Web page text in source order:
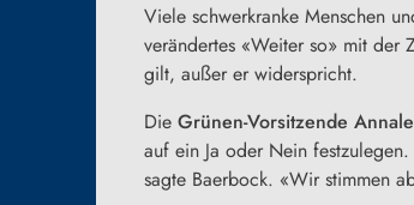
Viele schwerkranke Menschen
verändertes «Weiter so» mit der
gilt, außer er widerspricht.
Die Grünen-Vorsitzende
auf ein Ja oder Nein
sagte Baerbock. «Wir stimmen